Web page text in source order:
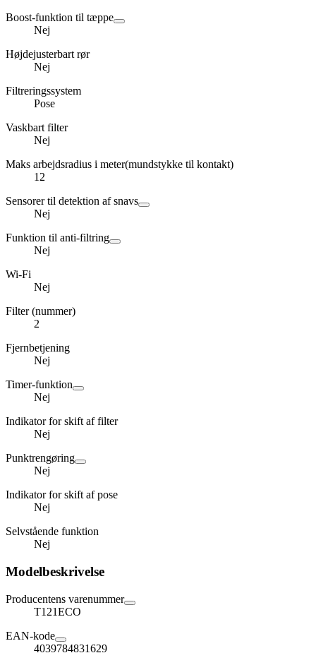
Boost-funktion til tæppe
Nej
Højdejusterbart rør
Nej
Filtreringssystem
Pose
Vaskbart filter
Nej
Maks arbejdsradius i meter(mundstykke til kontakt)
12
Sensorer til detektion af snavs
Nej
Funktion til anti-filtring
Nej
Wi-Fi
Nej
Filter (nummer)
2
Fjernbetjening
Nej
Timer-funktion
Nej
Indikator for skift af filter
Nej
Punktrengøring
Nej
Indikator for skift af pose
Nej
Selvstående funktion
Nej
Modelbeskrivelse
Producentens varenummer
T121ECO
EAN-kode
4039784831629